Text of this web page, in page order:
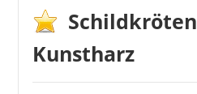
ihrem Kauf. Ein Kunde hat
lediglich größer
Kunstharz